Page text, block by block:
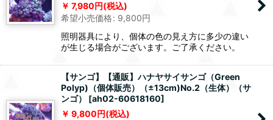
7,980円(税込)
希望小売価格: 9,800円
照明器具により、個体の色の見え方に多少の違い
が生じる場合がございます。ご了承ください。
【サンゴ】【通販】ハナヤサイサンゴ（Green
Polyp)（個体販売）（±13cm)No.2（生体）（サ
ンゴ）
[ah02-60618160]
9,800円(税込)